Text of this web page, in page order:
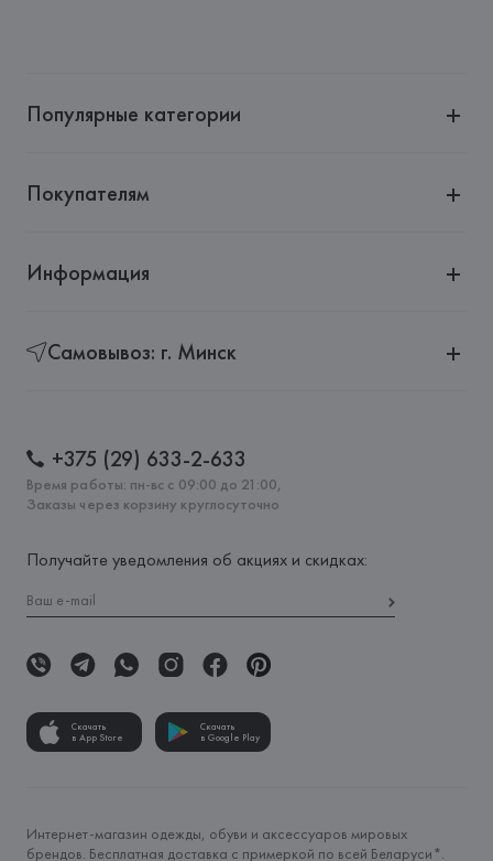
Популярные категории
Покупателям
Информация
Самовывоз: г. Минск
+375 (29) 633-2-633
Время работы: пн-вс с 09:00 до 21:00,
Заказы через корзину круглосуточно
Получайте уведомления об акциях и скидках:
Скачать
в App Store
Скачать
в Google Play
Интернет-магазин одежды, обуви и аксессуаров мировых
брендов. Бесплатная доставка с примеркой по всей Беларуси*.